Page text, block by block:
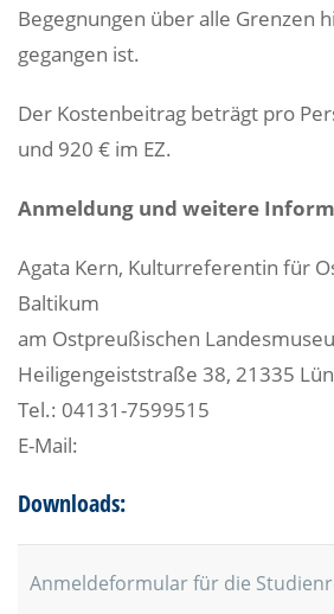
Begegnungen über alle Grenzen
gegangen ist.
Der Kostenbeitrag beträgt pro
und 920 € im EZ.
Anmeldung und weitere
Agata Kern, Kulturreferentin für
Baltikum
am Ostpreußischen
Heiligengeiststraße 38, 21335
Tel.: 04131-7599515
E-Mail:
Downloads:
Anmeldeformular für die